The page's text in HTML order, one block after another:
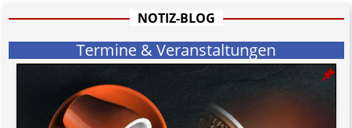
Bitte beachten Sie in dem Zusammenhang auch unsereAGB.
NOTIZ-BLOG
Termine & Veranstaltungen